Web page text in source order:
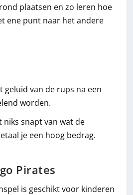
plaatsen en zo leren hoe
ene punt naar het andere
geluid van de rups na een
worden.
niks snapt van wat de
je een hoog bedrag.
Pirates
is geschikt voor kinderen